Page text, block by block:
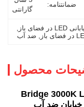
ضمانتنامه:
گارانتی
ضد آب
محصول
Bridge 3000K
ضد آب